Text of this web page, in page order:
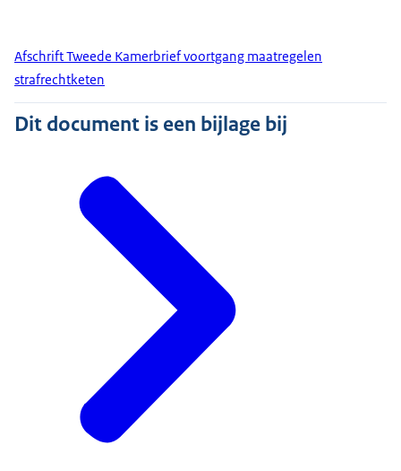
Afschrift Tweede Kamerbrief voortgang maatregelen
strafrechtketen
Dit document is een bijlage bij